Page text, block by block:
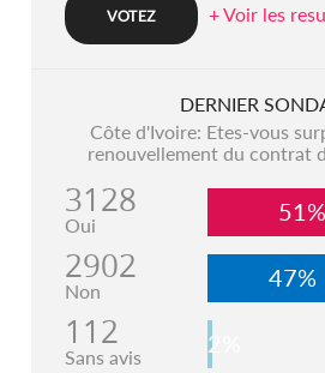
+ Voir les
DERNIER
Côte d'Ivoire: Etes-vous
renouvellement du contrat
3128
Oui 51%
2902
Non 47%
112
Sans avis 2%